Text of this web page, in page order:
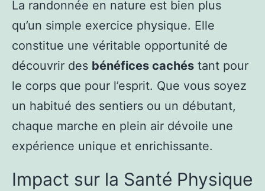
La randonnée en nature est bien plus
qu’un simple exercice physique. Elle
constitue une véritable opportunité de
découvrir des bénéfices cachés tant pour
le corps que pour l’esprit. Que vous soyez
un habitué des sentiers ou un débutant,
chaque marche en plein air dévoile une
expérience unique et enrichissante.
Impact sur la Santé Physique